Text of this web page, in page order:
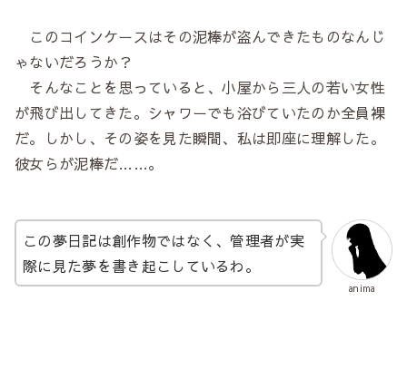
このコインケースはその泥棒が盗んできたものなんじ
ゃないだろうか？
そんなことを思っていると、小屋から三人の若い女性
が飛び出してきた。シャワーでも浴びていたのか全員裸
だ。しかし、その姿を見た瞬間、私は即座に理解した。
彼女らが泥棒だ……。
anima
この夢日記は創作物ではなく、管理者が実
際に見た夢を書き起こしているわ。